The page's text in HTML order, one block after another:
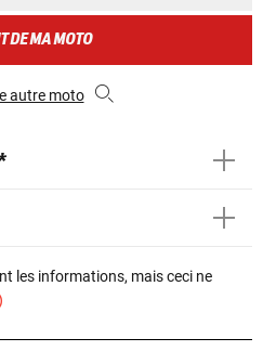
DE MA MOTO
autre moto
les informations, mais ceci ne